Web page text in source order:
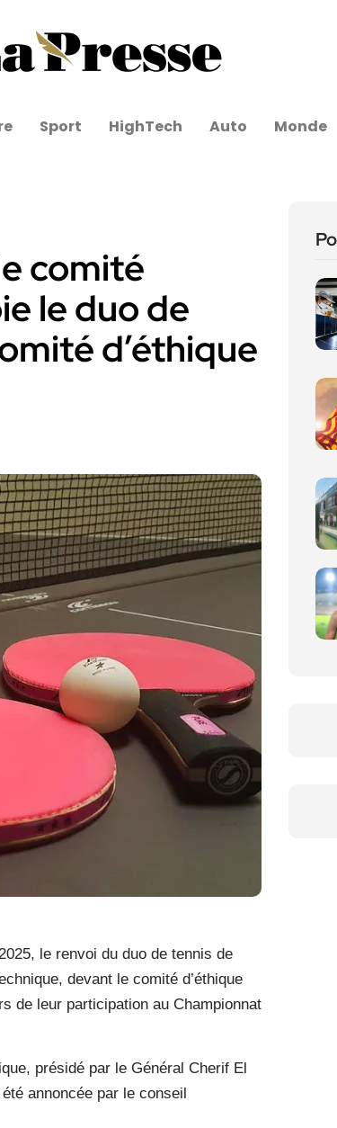
Sport HighTech Auto Monde
comité
le duo de
d’éthique
le renvoi du duo de tennis de
devant le comité d’éthique
de leur participation au Championnat
présidé par le Général Cherif El
annoncée par le conseil